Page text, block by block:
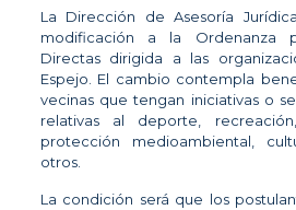
La Dirección de Asesoría
modificación a la Ordenanza
Directas dirigida a las
Espejo. El cambio contempla
vecinas que tengan iniciativas o
relativas al deporte,
protección medioambiental,
otros.
La condición será que los